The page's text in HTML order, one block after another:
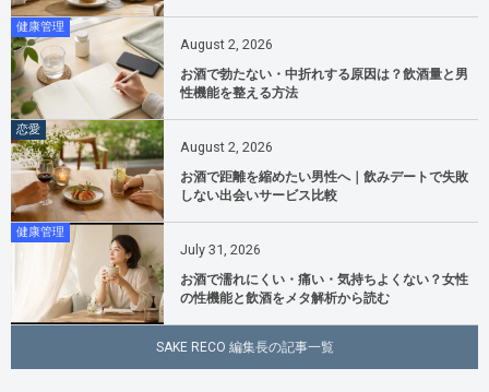
健康管理
August 2 2026
お酒で勃たない・中折れする原因は？飲酒量と男
性機能を整える方法
恋愛
August 2 2026
お酒で距離を縮めたい男性へ｜飲みデートで失敗
しない出会いサービス比較
健康管理
July 31 2026
お酒で濡れにくい・痛い・気持ちよくない？女性
の性機能と飲酒をメタ解析から読む
SAKE RECO 編集長の記事一覧